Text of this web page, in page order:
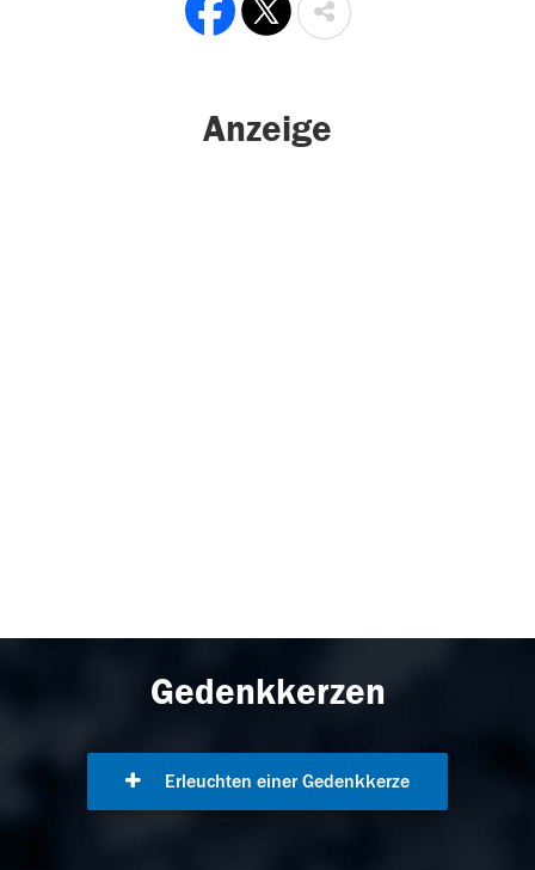
Anzeige
Gedenkkerzen
Erleuchten einer Gedenkkerze